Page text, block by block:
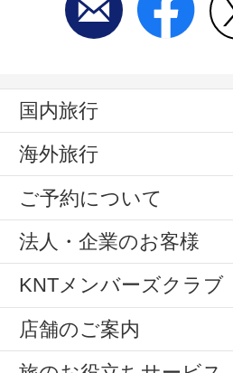
国内旅行
海外旅行
ご予約について
法人・企業のお客様
KNTメンバーズクラブ
店舗のご案内